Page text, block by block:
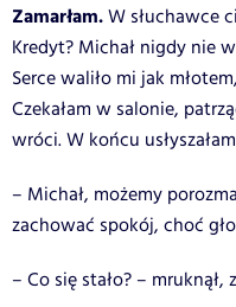
Zamarłam.W słuchawce
Kredyt? Michał nigdy nie
Serce waliło mi jak
Czekałam w salonie,
wróci. W końcu
– Michał, możemy
zachować spokój, choć
– Co się stało? –